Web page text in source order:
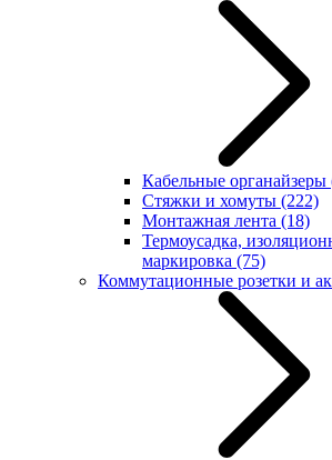
Кабельные органайзеры
Стяжки и хомуты (222)
Монтажная лента (18)
Термоусадка,
маркировка (75)
Коммутационные розетки и